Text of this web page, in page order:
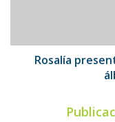
“Motomami”
Rosalía